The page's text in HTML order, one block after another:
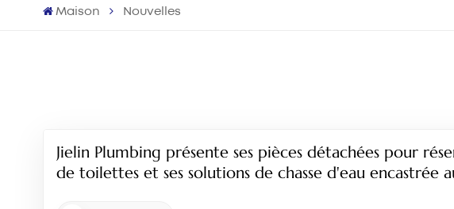
Maison Nouvelles
Jielin Plumbing présente ses pièces détachées pour
de toilettes et ses solutions de chasse d'eau encastrée